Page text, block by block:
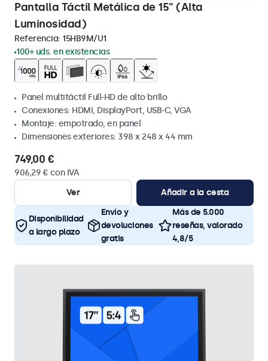
Pantalla Táctil Metálica de 15" (Alta
Luminosidad)
Referencia: 15HB9M/U1
100+ uds. en existencias
Panel multitáctil Full-HD de alto brillo
Conexiones: HDMI, DisplayPort, USB-C, VGA
Montaje: empotrado, en panel
Dimensiones exteriores: 398 x 248 x 44 mm
749,00 €
906,29 € con IVA
Ver
Añadir a la cesta
Disponibilidad
a largo plazo
Envío y
devoluciones
gratis
Más de 5.000
reseñas, valorado
4,8/5